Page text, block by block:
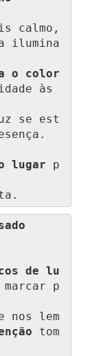
calmo,
ilumina
o color
às
se est
lugar p
de lu
p
nos lem
tom